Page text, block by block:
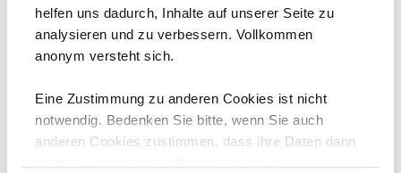
helfen uns dadurch, Inhalte auf unserer Seite zu
analysieren und zu verbessern. Vollkommen
anonym versteht sich.
Eine Zustimmung zu anderen Cookies ist nicht
notwendig. Bedenken Sie bitte, wenn Sie auch
anderen Cookies zustimmen, dass ihre Daten dann
Sie den Überblick mit dem regelmäßig
erscheinenden WTH-Newsletter.
NEWSLETTER ABONNIEREN